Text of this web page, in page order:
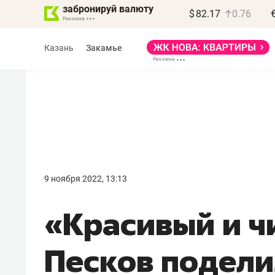
забронируй валюту $ 82.17 0.76
Казань Закамье
9 ноября 2022, 13:13
«Красивый и
Песков